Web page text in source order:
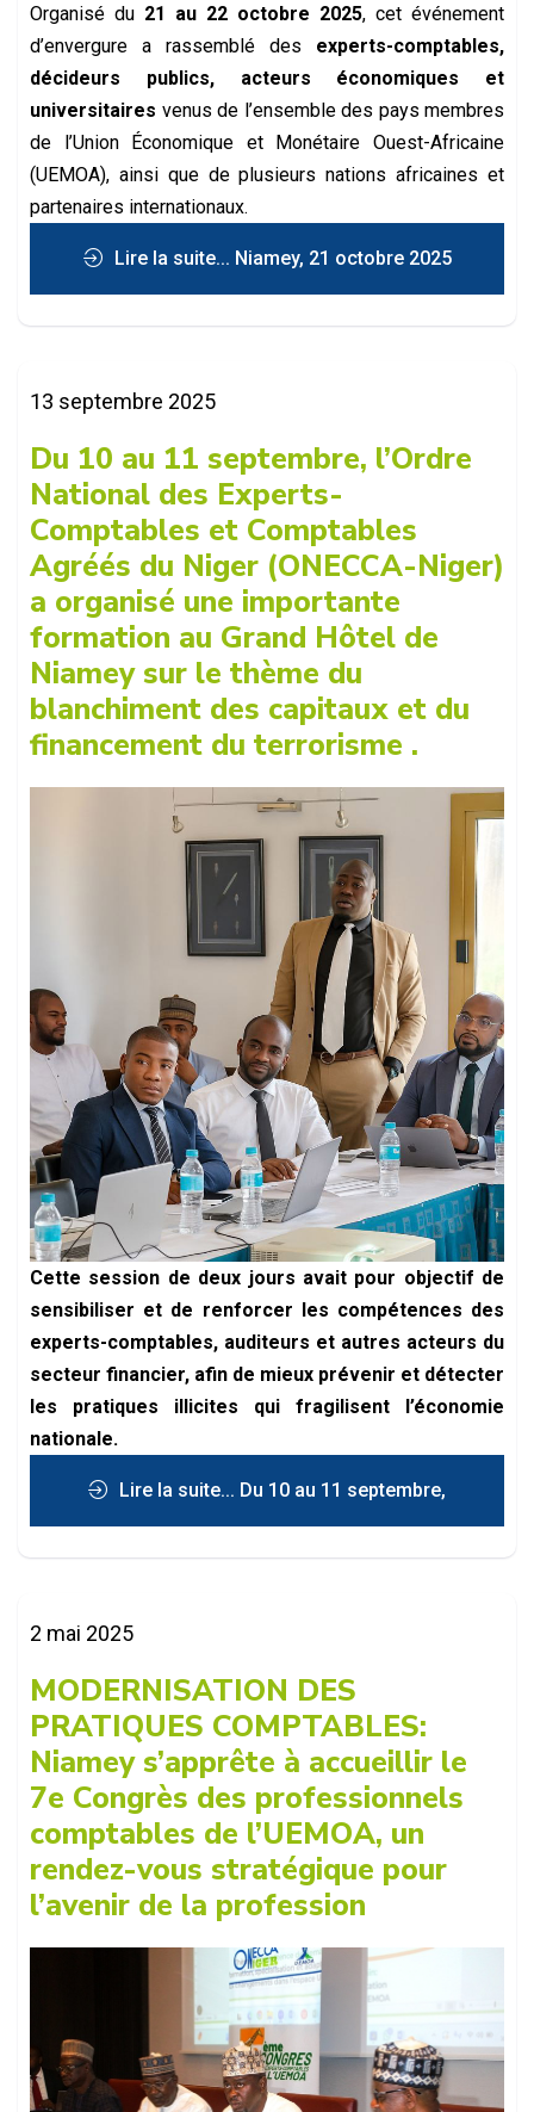
Organisé du 21 au 22 octobre 2025, cet événement
d’envergure a rassemblé des experts-comptables,
décideurs publics, acteurs économiques et
universitaires venus de l’ensemble des pays membres
de l’Union Économique et Monétaire Ouest-Africaine
(UEMOA), ainsi que de plusieurs nations africaines et
partenaires internationaux.
Lire la suite... Niamey, 21 octobre 2025
– Le Centre de Conférences Mahatma
Gandhi de Niamey a abrité ce matin la...
13 septembre 2025
Du 10 au 11 septembre, l’Ordre
National des Experts-
Comptables et Comptables
Agréés du Niger (ONECCA-Niger)
a organisé une importante
formation au Grand Hôtel de
Niamey sur le thème du
blanchiment des capitaux et du
financement du terrorisme .
Cette session de deux jours avait pour objectif de
sensibiliser et de renforcer les compétences des
experts-comptables, auditeurs et autres acteurs du
secteur financier, afin de mieux prévenir et détecter
les pratiques illicites qui fragilisent l’économie
nationale.
Lire la suite... Du 10 au 11 septembre,
l’Ordre National des Experts-Comptables et
2 mai 2025
MODERNISATION DES
PRATIQUES COMPTABLES:
Niamey s’apprête à accueillir le
7e Congrès des professionnels
comptables de l’UEMOA, un
rendez-vous stratégique pour
l’avenir de la profession